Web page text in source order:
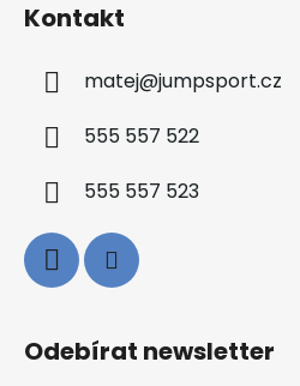
Kontakt
matej@jumpsport.cz
555 557 522
555 557 523
Odebírat newsletter